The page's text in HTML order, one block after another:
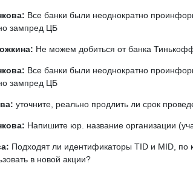
Все банки были неоднократно
зампред ЦБ
Не можем добиться от банка
Все банки были неоднократно
зампред ЦБ
уточните, реально продлить ли срок
Напишите юр. название организации
Подходят ли идентификаторы TID и MID,
в новой акции?